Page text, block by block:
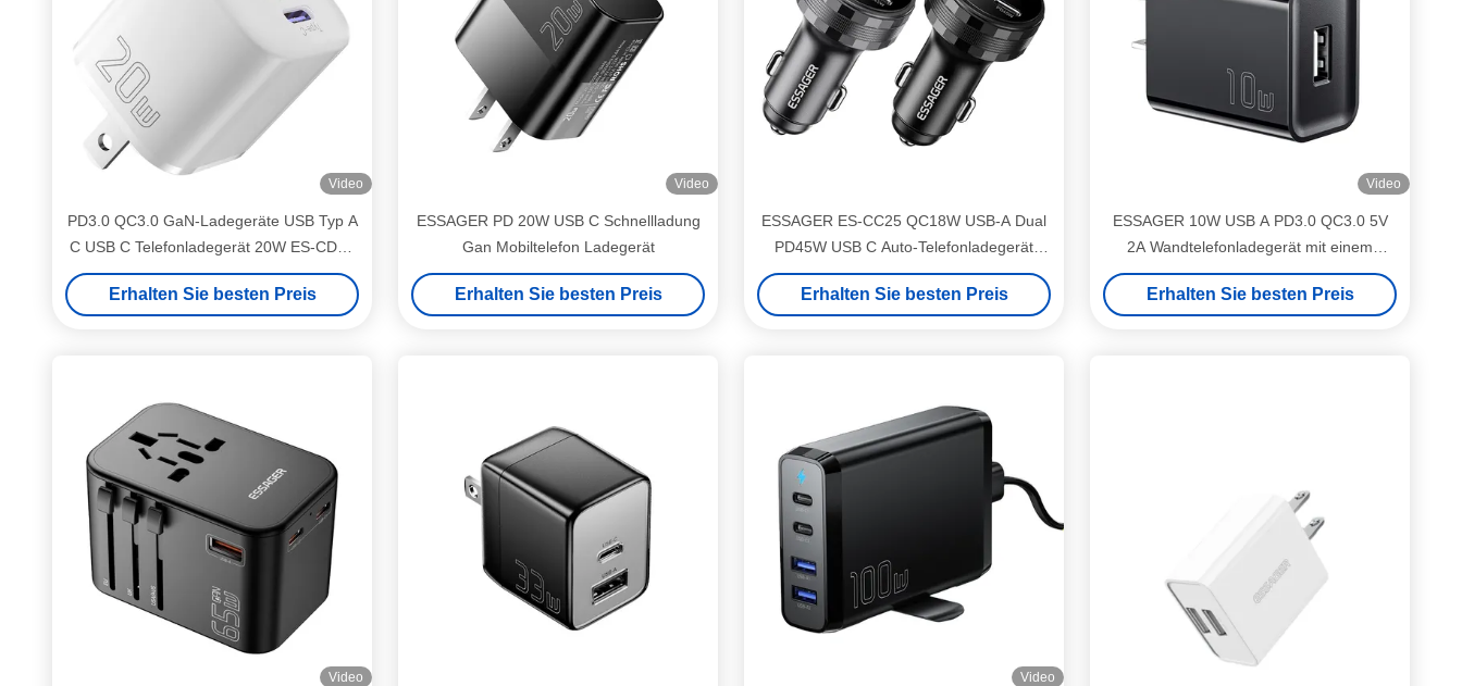
Video
PD3.0 QC3.0 GaN-Ladegeräte USB Typ A
C USB C Telefonladegerät 20W ES-CD31
Serie
Erhalten Sie besten Preis
Video
ESSAGER PD 20W USB C Schnellladung
Gan Mobiltelefon Ladegerät
Erhalten Sie besten Preis
ESSAGER ES-CC25 QC18W USB-A Dual
PD45W USB C Auto-Telefonladegerät
Adapter mit Digitalanzeige
Erhalten Sie besten Preis
Video
ESSAGER 10W USB A PD3.0 QC3.0 5V
2A Wandtelefonladegerät mit einem
einzigen Anschluss ES-CD51
Erhalten Sie besten Preis
Video Video